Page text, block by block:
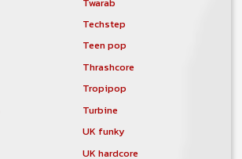
Techstep
Teen pop
Thrashcore
Tropipop
Turbine
UK funky
UK hardcore